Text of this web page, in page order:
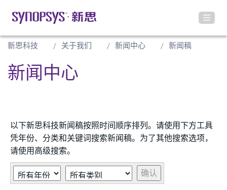
新思科技 关于我们 新闻中心 新闻稿
新闻中心
以下新思科技新闻稿按照时间顺序排列。请使用下方工具
凭年份、分类和关键词搜索新闻稿。为了其他搜索选项，
请使用高级搜索。
Year
类
别
关
键
确认